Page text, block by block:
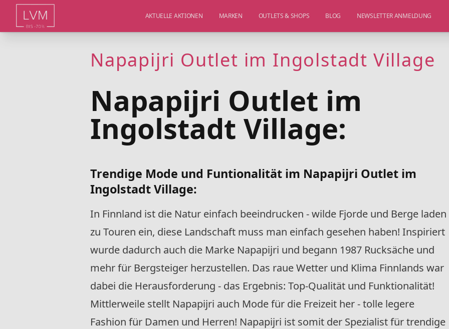
AKTUELLE AKTIONEN MARKEN OUTLETS & SHOPS BLOG NEWSLETTER ANMELDUNG
Napapijri Outlet im Ingolstadt Village
Napapijri Outlet im
Ingolstadt Village:
Trendige Mode und Funtionalität im Napapijri Outlet im
Ingolstadt Village:
In Finnland ist die Natur einfach beeindrucken - wilde Fjorde und Berge laden
zu Touren ein, diese Landschaft muss man einfach gesehen haben! Inspiriert
wurde dadurch auch die Marke Napapijri und begann 1987 Rucksäche und
mehr für Bergsteiger herzustellen. Das raue Wetter und Klima Finnlands war
dabei die Herausforderung - das Ergebnis: Top-Qualität und Funktionalität!
Mittlerweile stellt Napapijri auch Mode für die Freizeit her - tolle legere
Fashion für Damen und Herren! Napapijri ist somit der Spezialist für trendige